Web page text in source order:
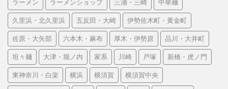
ラーメン ラーメンショップ 三浦・三崎 中華麺
久里浜・北久里浜 五反田・大崎 伊勢佐木町・黄金町
佐原・大矢部 六本木・麻布 厚木・伊勢原 品川・大井町
坦々麺 大津・堀ノ内 家系 川崎 戸塚 新橋・虎ノ門
東神奈川・白楽 横浜 横須賀 横須賀中央